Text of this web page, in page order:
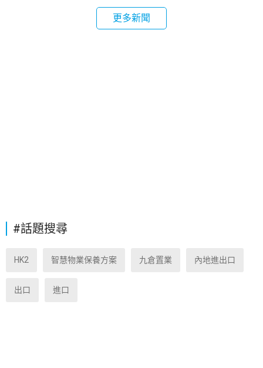
更多新聞
#話題搜尋
HK2 智慧物業保養方案 九倉置業 內地進出口
出口 進口